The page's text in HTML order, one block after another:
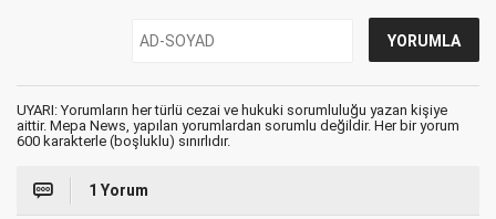
UYARI: Yorumların her türlü cezai ve hukuki sorumluluğu yazan kişiye
aittir. Mepa News, yapılan yorumlardan sorumlu değildir. Her bir yorum
600 karakterle (boşluklu) sınırlıdır.
1 Yorum